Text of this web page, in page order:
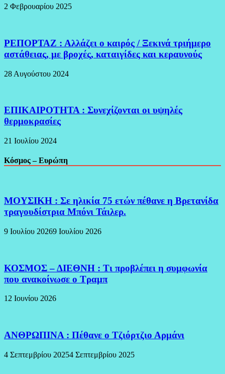
2 Φεβρουαρίου 2025
ΡΕΠΟΡΤΑΖ : Αλλάζει ο καιρός / Ξεκινά τριήμερο
αστάθειας, με βροχές, καταιγίδες και κεραυνούς
28 Αυγούστου 2024
ΕΠΙΚΑΙΡΟΤΗΤΑ : Συνεχίζονται οι υψηλές
θερμοκρασίες
21 Ιουλίου 2024
Κόσμος – Ευρώπη
ΜΟΥΣΙΚΗ : Σε ηλικία 75 ετών πέθανε η Βρετανίδα
τραγουδίστρια Μπόνι Τάιλερ.
9 Ιουλίου 20269 Ιουλίου 2026
ΚΟΣΜΟΣ – ΔΙΕΘΝΗ : Τι προβλέπει η συμφωνία
που ανακοίνωσε ο Τραμπ
12 Ιουνίου 2026
ΑΝΘΡΩΠΙΝΑ : Πέθανε ο Τζιόρτζιο Αρμάνι
4 Σεπτεμβρίου 20254 Σεπτεμβρίου 2025